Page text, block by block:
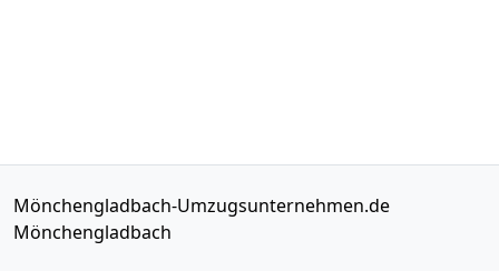
Mönchengladbach-Umzugsunternehmen.de
Mönchengladbach